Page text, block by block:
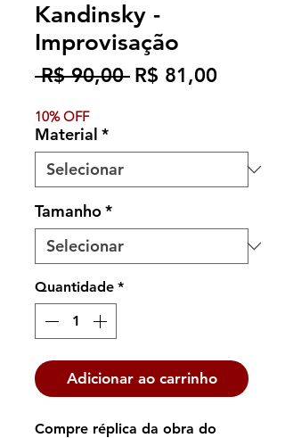
Kandinsky -
Improvisação
R$ 90,00 Preço
R$ 81,00Preço
10% OFF
Material *
Tamanho*
Quantidade *
Adicionar ao carrinho
Compre réplica da obra do